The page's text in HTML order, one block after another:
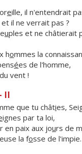
eille, il n'entendrait
et il ne verrait pas ?
uples et ne châtierait
hommes la
ées de l'homme,
vent !
II
que tu châties,
ignes par ta loi,
en paix aux jours de
la fosse de l'impie.